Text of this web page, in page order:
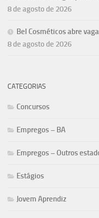
8 de agosto de 2026
Bel Cosméticos abre
8 de agosto de 2026
CATEGORIAS
Concursos
Empregos – BA
Empregos – Outros
Estágios
Jovem Aprendiz